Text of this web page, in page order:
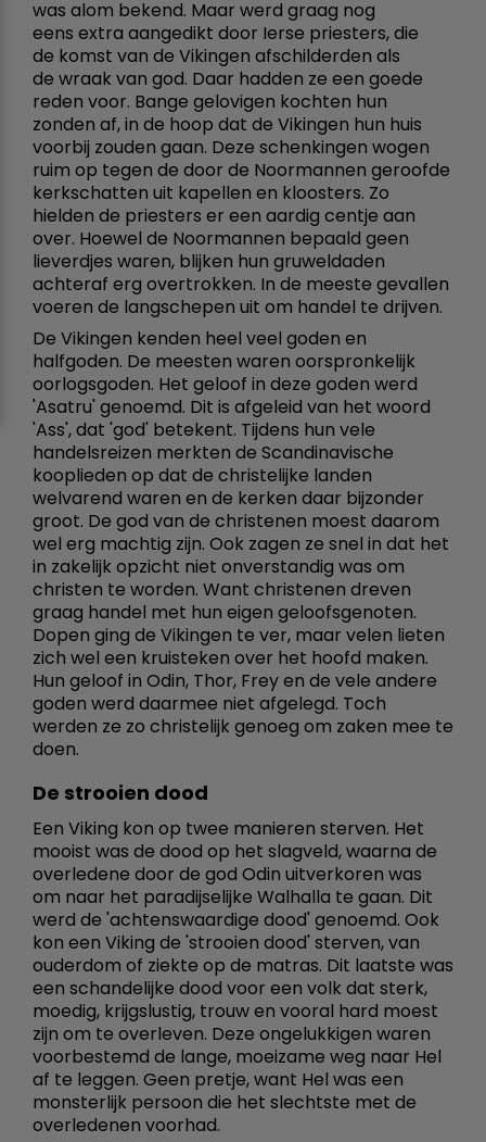
was alom bekend. Maar werd graag nog
eens extra aangedikt door Ierse priesters, die
de komst van de Vikingen afschilderden als
de wraak van god. Daar hadden ze een goede
reden voor. Bange gelovigen kochten hun
zonden af, in de hoop dat de Vikingen hun huis
voorbij zouden gaan. Deze schenkingen wogen
ruim op tegen de door de Noormannen geroofde
kerkschatten uit kapellen en kloosters. Zo
hielden de priesters er een aardig centje aan
over. Hoewel de Noormannen bepaald geen
lieverdjes waren, blijken hun gruweldaden
achteraf erg overtrokken. In de meeste gevallen
voeren de langschepen uit om handel te drijven.
De Vikingen kenden heel veel goden en
halfgoden. De meesten waren oorspronkelijk
oorlogsgoden. Het geloof in deze goden werd
'Asatru' genoemd. Dit is afgeleid van het woord
'Ass', dat 'god' betekent. Tijdens hun vele
handelsreizen merkten de Scandinavische
kooplieden op dat de christelijke landen
welvarend waren en de kerken daar bijzonder
groot. De god van de christenen moest daarom
wel erg machtig zijn. Ook zagen ze snel in dat het
in zakelijk opzicht niet onverstandig was om
christen te worden. Want christenen dreven
graag handel met hun eigen geloofsgenoten.
Dopen ging de Vikingen te ver, maar velen lieten
zich wel een kruisteken over het hoofd maken.
Hun geloof in Odin, Thor, Frey en de vele andere
goden werd daarmee niet afgelegd. Toch
werden ze zo christelijk genoeg om zaken mee te
doen.
De strooien dood
Een Viking kon op twee manieren sterven. Het
mooist was de dood op het slagveld, waarna de
overledene door de god Odin uitverkoren was
om naar het paradijselijke Walhalla te gaan. Dit
werd de 'achtenswaardige dood' genoemd. Ook
kon een Viking de 'strooien dood' sterven, van
ouderdom of ziekte op de matras. Dit laatste was
een schandelijke dood voor een volk dat sterk,
moedig, krijgslustig, trouw en vooral hard moest
zijn om te overleven. Deze ongelukkigen waren
voorbestemd de lange, moeizame weg naar Hel
af te leggen. Geen pretje, want Hel was een
monsterlijk persoon die het slechtste met de
overledenen voorhad.